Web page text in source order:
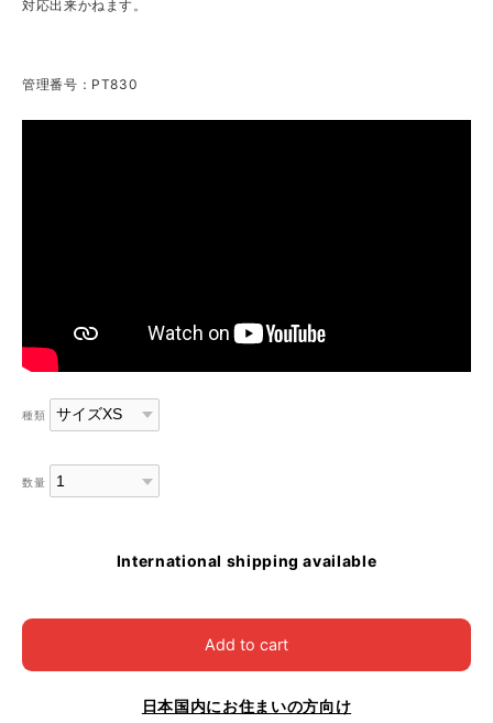
対応出来かねます。
管理番号：PT830
種類
数量
International shipping available
Add to cart
日本国内にお住まいの方向け